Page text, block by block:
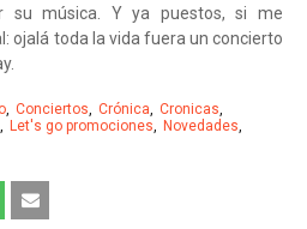
su música. Y ya puestos, si me
ojalá toda la vida fuera un concierto
Conciertos Crónica
Cronicas
Let's go promociones
Novedades